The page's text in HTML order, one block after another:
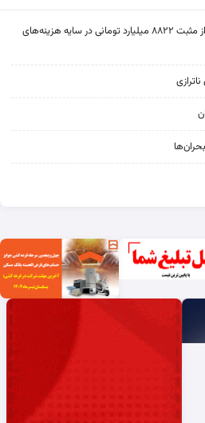
عملکرد متناقض بانک صادرات ؛ تراز مثبت ۸۸۲۲ میلیارد تومانی در سایه هزینه‌های